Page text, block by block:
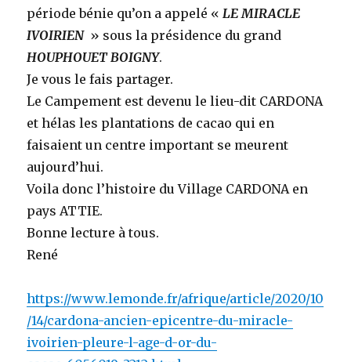
période bénie qu’on a appelé «LE MIRACLE
IVOIRIEN » sous la présidence du grand
HOUPHOUET BOIGNY.
Je vous le fais partager.
Le Campement est devenu le lieu-dit CARDONA
et hélas les plantations de cacao qui en
faisaient un centre important se meurent
aujourd’hui.
Voila donc l’histoire du Village CARDONA en
pays ATTIE.
Bonne lecture à tous.
René
https://www.lemonde.fr/afrique/article/2020/10
/14/cardona-ancien-epicentre-du-miracle-
ivoirien-pleure-l-age-d-or-du-